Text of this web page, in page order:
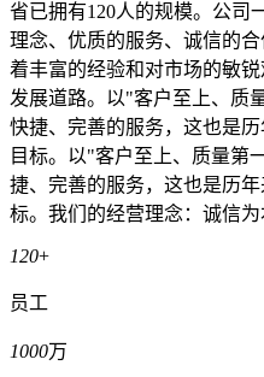
省已拥有120人的规模。公司
理念、优质的服务、诚信的
着丰富的经验和对市场的敏
发展道路。以"客户至上、质
快捷、完善的服务，这也是
目标。以"客户至上、质量第
捷、完善的服务，这也是历
标。我们的经营理念：诚信为
120+
员工
1000万